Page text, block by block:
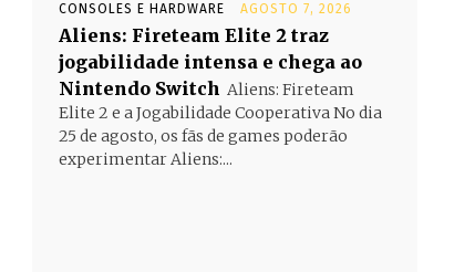
CONSOLES E HARDWARE AGOSTO 7, 2026
Aliens: Fireteam Elite 2 traz
jogabilidade intensa e chega ao
Nintendo Switch Aliens: Fireteam
Elite 2 e a Jogabilidade Cooperativa No dia
25 de agosto, os fãs de games poderão
experimentar Aliens:...